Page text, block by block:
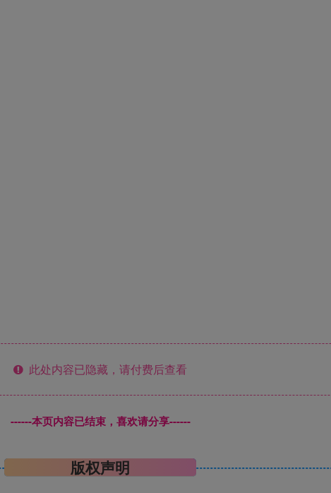
此处内容已隐藏，请付费后查看
------本页内容已结束，喜欢请分享------
版权声明